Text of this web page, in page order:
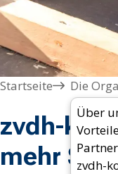
Startseite
Die
Über
zvdh-
zvdh-
mehr